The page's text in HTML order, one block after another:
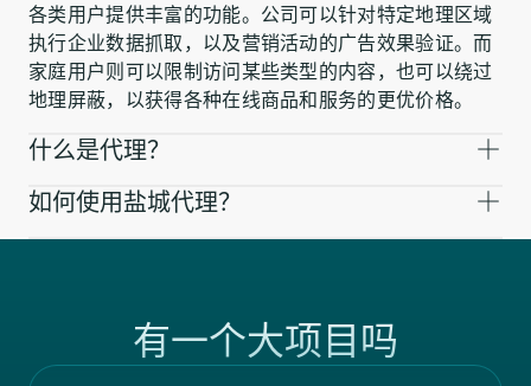
各类用户提供丰富的功能。公司可以针对特定地理区域
执行企业数据抓取，以及营销活动的广告效果验证。而
家庭用户则可以限制访问某些类型的内容，也可以绕过
地理屏蔽，以获得各种在线商品和服务的更优价格。
什么是代理？
如何使用盐城代理？
有一个大项目吗